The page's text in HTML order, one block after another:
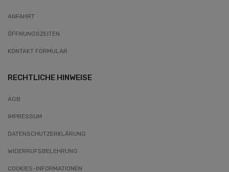
ANFAHRT
ÖFFNUNGSZEITEN
KONTAKT FORMULAR
RECHTLICHE HINWEISE
AGB
IMPRESSUM
DATENSCHUTZERKLÄRUNG
WIDERRUFSBELEHRUNG
COOKIES-INFORMATIONEN